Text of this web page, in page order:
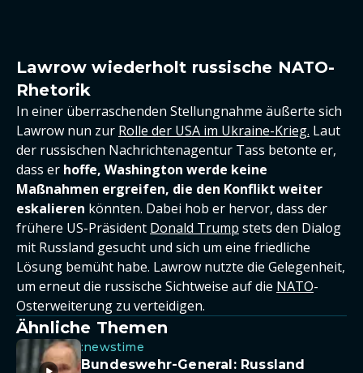
Lawrow wiederholt russische NATO-
Rhetorik
In einer überraschenden Stellungnahme äußerte sich
Lawrow nun zur Rolle der USA im Ukraine-Krieg. Laut
der russischen Nachrichtenagentur Tass betonte er,
dass er hoffe, Washington werde keine
Maßnahmen ergreifen, die den Konflikt weiter
eskalieren könnten. Dabei hob er hervor, dass der
frühere US-Präsident Donald Trump stets den Dialog
mit Russland gesucht und sich um eine friedliche
Lösung bemüht habe. Lawrow nutzte die Gelegenheit,
um erneut die russische Sichtweise auf die NATO-
Osterweiterung zu verteidigen.
Ähnliche Themen
:newstime
Bundeswehr-General: Russland